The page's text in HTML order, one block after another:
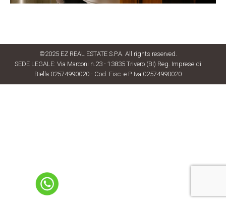
©2025 EZ REAL ESTATE S.P.A. All rights reserved.
SEDE LEGALE: Via Marconi n.23 - 13835 Trivero (BI) Reg. Imprese di
Biella 02574990020 - Cod. Fisc. e P. Iva 02574990020